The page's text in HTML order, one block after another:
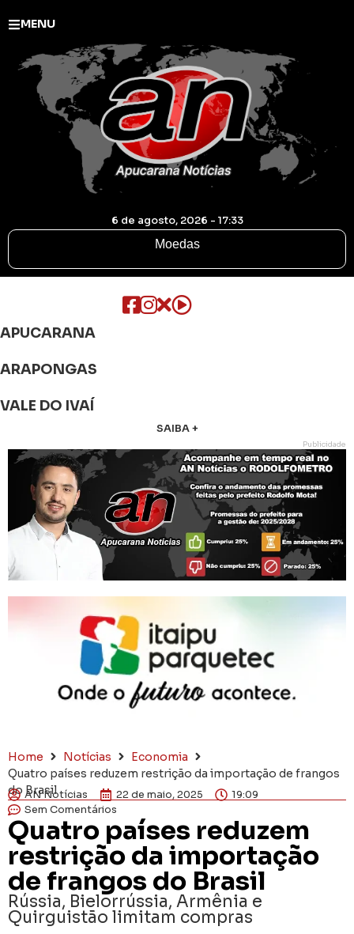
MENU
6 de agosto, 2026 - 17:33
Moedas
APUCARANA
ARAPONGAS
VALE DO IVAÍ
SAIBA +
Publicidade
Home Notícias
Economia
Quatro países reduzem restrição da importação de frangos
do Brasil
AN Notícias 22 de maio, 2025
19:09
Sem Comentários
Quatro países reduzem
restrição da importação
de frangos do Brasil
Rússia, Bielorrússia, Armênia e
Quirguistão limitam compras